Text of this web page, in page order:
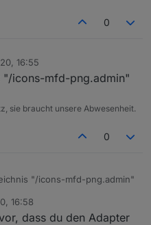
png/scene_living.png"
0
16:55
"/icons-mfd-png.admin"
sie braucht unsere Abwesenheit.
0
"/icons-mfd-png.admin"
16:58
dass du den Adapter